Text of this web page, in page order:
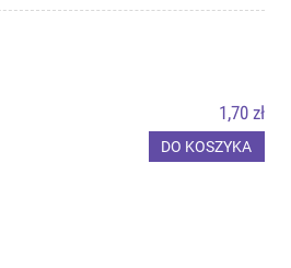
1,70 zł
DO KOSZYKA